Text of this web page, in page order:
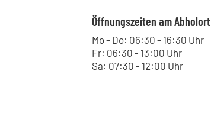
Öffnungszeiten am Abholort
Mo - Do: 06:30 - 16:30 Uhr
Fr: 06:30 - 13:00 Uhr
Sa: 07:30 - 12:00 Uhr